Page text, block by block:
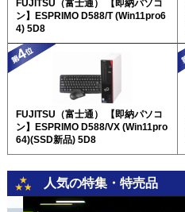
FUJITSU（富士通） 【即納パソコ
ン】ESPRIMO D588/T (Win11pro6
4) 5D8
FUJITSU（富士通） 【即納パソコ
ン】ESPRIMO D588/VX (Win11pro
64)(SSD新品) 5D8
人気の特集・特売品